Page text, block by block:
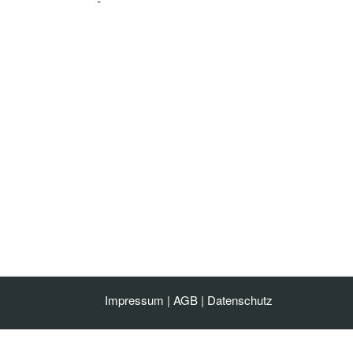
Impressum | AGB | Datenschutz